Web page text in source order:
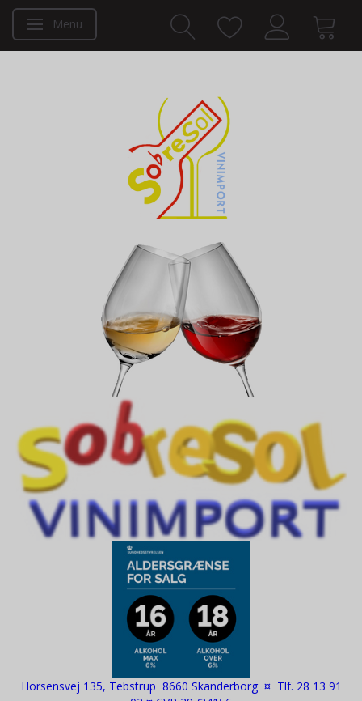
Skifte navigation
Menu
Horsensvej 135, Tebstrup 8660 Skanderborg ¤ Tlf. 28 13 91